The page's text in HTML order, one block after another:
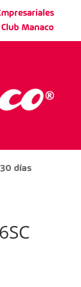
Club Manaco
días